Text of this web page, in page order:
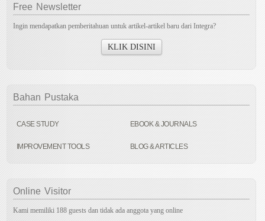
FreeNewsletter
Ingin mendapatkan pemberitahuan untuk artikel-artikel baru dari Integra?
KLIK DISINI
BahanPustaka
CASE STUDY EBOOK & JOURNALS
IMPROVEMENT TOOLS BLOG & ARTICLES
OnlineVisitor
Kami memiliki 188 guests dan tidak ada anggota yang online